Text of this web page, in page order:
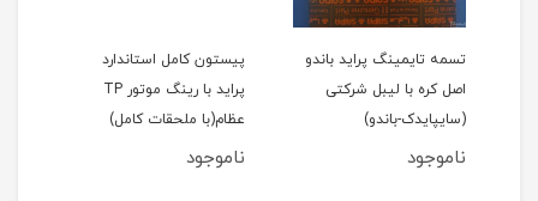
تسمه تایمینگ پراید باندو
اصل کره با لیبل شرکتی
(سایپایدک-باندو)
ناموجود
پیستون کامل استاندارد
پراید با رینگ موتور TP
عظام(با ملحقات کامل)
ناموجود